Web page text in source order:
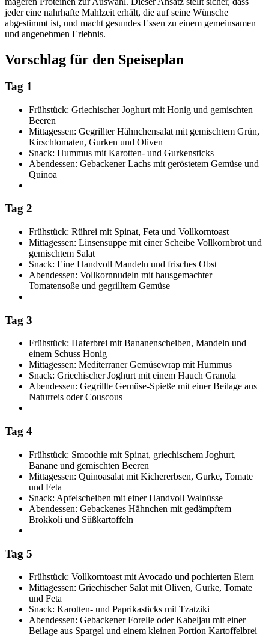
jeder eine nahrhafte Mahlzeit erhält, die auf seine Wünsche
abgestimmt ist, und macht gesundes Essen zu einem gemeinsamen
und angenehmen Erlebnis.
Vorschlag für den Speiseplan
Tag 1
Frühstück: Griechischer Joghurt mit Honig und gemischten
Beeren
Mittagessen: Gegrillter Hähnchensalat mit gemischtem Grün,
Kirschtomaten, Gurken und Oliven
Snack: Hummus mit Karotten- und Gurkensticks
Abendessen: Gebackener Lachs mit geröstetem Gemüse und
Quinoa
Tag 2
Frühstück: Rührei mit Spinat, Feta und Vollkorntoast
Mittagessen: Linsensuppe mit einer Scheibe Vollkornbrot und
gemischtem Salat
Snack: Eine Handvoll Mandeln und frisches Obst
Abendessen: Vollkornnudeln mit hausgemachter
Tomatensoße und gegrilltem Gemüse
Tag 3
Frühstück: Haferbrei mit Bananenscheiben, Mandeln und
einem Schuss Honig
Mittagessen: Mediterraner Gemüsewrap mit Hummus
Snack: Griechischer Joghurt mit einem Hauch Granola
Abendessen: Gegrillte Gemüse-Spieße mit einer Beilage aus
Naturreis oder Couscous
Tag 4
Frühstück: Smoothie mit Spinat, griechischem Joghurt,
Banane und gemischten Beeren
Mittagessen: Quinoasalat mit Kichererbsen, Gurke, Tomate
und Feta
Snack: Apfelscheiben mit einer Handvoll Walnüsse
Abendessen: Gebackenes Hähnchen mit gedämpftem
Brokkoli und Süßkartoffeln
Tag 5
Frühstück: Vollkorntoast mit Avocado und pochierten Eiern
Mittagessen: Griechischer Salat mit Oliven, Gurke, Tomate
und Feta
Snack: Karotten- und Paprikasticks mit Tzatziki
Abendessen: Gebackener Forelle oder Kabeljau mit einer
Beilage aus Spargel und einem kleinen Portion Kartoffelbrei